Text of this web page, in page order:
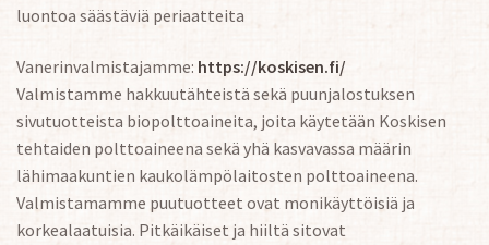
luontoa säästäviä periaatteita
Vanerinvalmistajamme: https://koskisen.fi/
Valmistamme hakkuutähteistä sekä puunjalostuksen
sivutuotteista biopolttoaineita, joita käytetään Koskisen
tehtaiden polttoaineena sekä yhä kasvavassa määrin
lähimaakuntien kaukolämpölaitosten polttoaineena.
Valmistamamme puutuotteet ovat monikäyttöisiä ja
korkealaatuisia. Pitkäikäiset ja hiiltä sitovat